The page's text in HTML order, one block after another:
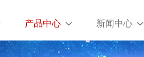
产品中心 新闻中心